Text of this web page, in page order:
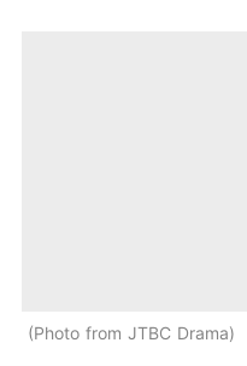
Photo from JTBC Drama